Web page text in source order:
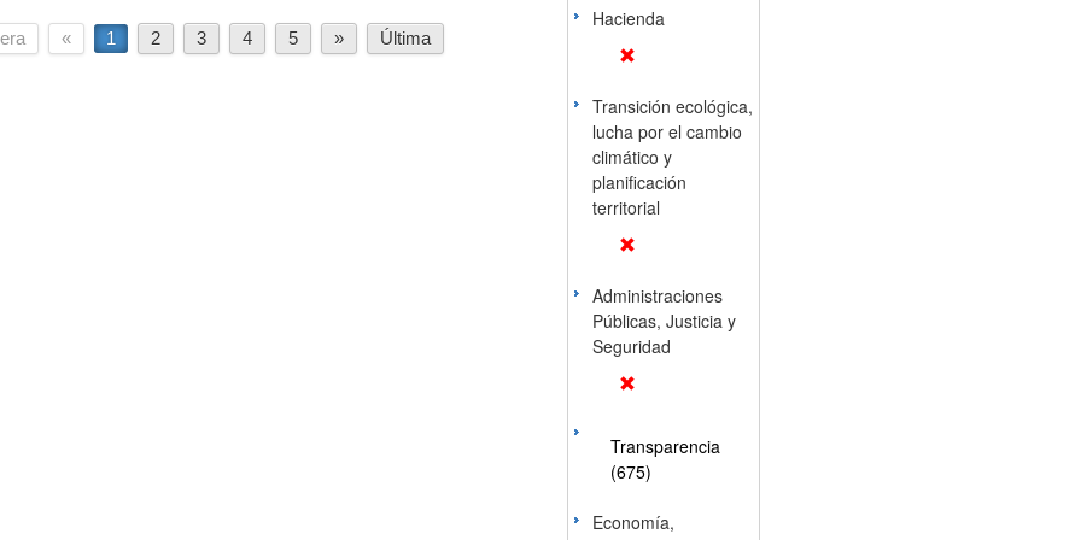
« 1 2 3 4 5 » Última
Hacienda
Transición ecológica,
lucha por el cambio
climático y
planificación
territorial
Administraciones
Públicas, Justicia y
Seguridad
Transparencia
(675)
Economía,